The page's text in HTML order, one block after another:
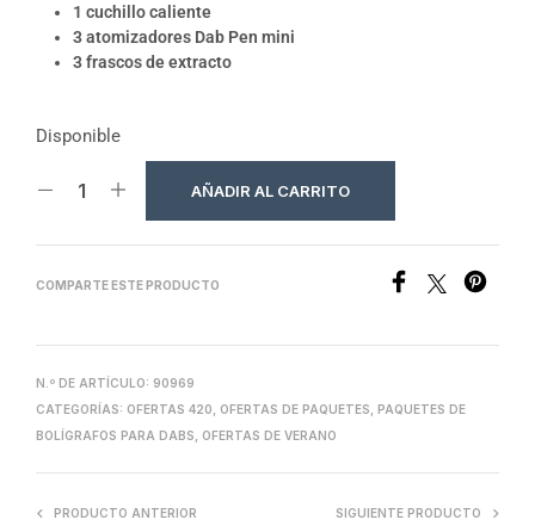
1 cuchillo caliente
3 atomizadores Dab Pen mini
3 frascos de extracto
Disponible
AÑADIR AL CARRITO
COMPARTE ESTE PRODUCTO
N.º DE ARTÍCULO: 90969
CATEGORÍAS: OFERTAS 420 OFERTAS DE PAQUETES
PAQUETES DE
BOLÍGRAFOS PARA DABS
OFERTAS DE VERANO
PRODUCTO ANTERIOR SIGUIENTE PRODUCTO